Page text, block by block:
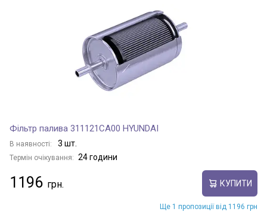
Фільтр палива 311121CA00 HYUNDAI
В наявності: 3 шт.
Термін очікування: 24 години
1196 КУПИТИ
Ще 1 пропозиції від 1196 грн